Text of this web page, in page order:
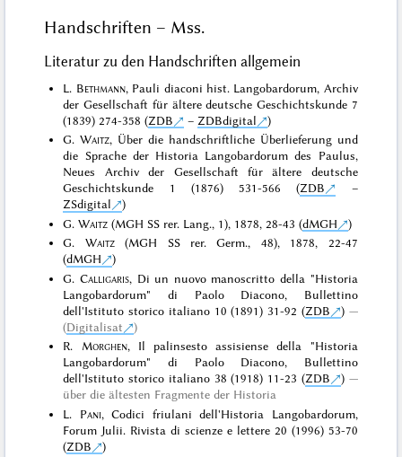
Handschriften – Mss.
Literatur zu den Handschriften allgemein
L. Bethmann, Pauli diaconi hist. Langobardorum, Archiv
der Gesellschaft für ältere deutsche Geschichtskunde 7
(1839) 274-358 (ZDB – ZDBdigital
)
G.Waitz, Über die handschriftliche Überlieferung und
die Sprache der Historia Langobardorum des Paulus,
Neues Archiv der Gesellschaft für ältere deutsche
Geschichtskunde 1 (1876) 531-566 (ZDB
–
ZSdigital
)
G.Waitz (MGH SS rer. Lang., 1), 1878, 28-43 (dMGH
)
G. Waitz(MGH SS rer. Germ., 48), 1878, 22-47
(dMGH
)
G. Calligaris, Di un nuovo manoscritto della "Historia
Langobardorum" di Paolo Diacono, Bullettino
dell'Istituto storico italiano 10 (1891) 31-92 (ZDB
)
(Digitalisat
)
R. Morghen, Il palinsesto assisiense della "Historia
Langobardorum" di Paolo Diacono, Bullettino
dell'Istituto storico italiano 38 (1918) 11-23 (ZDB
)
über die ältesten Fragmente der Historia
L. Pani, Codici friulani dell'Historia Langobardorum,
Forum Julii. Rivista di scienze e lettere 20 (1996) 53-70
(ZDB
)